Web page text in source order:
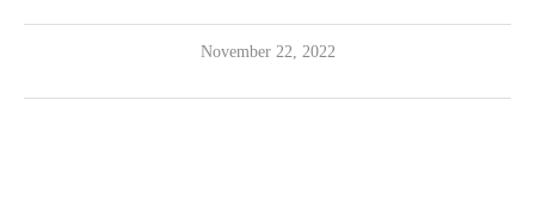
November 22, 2022